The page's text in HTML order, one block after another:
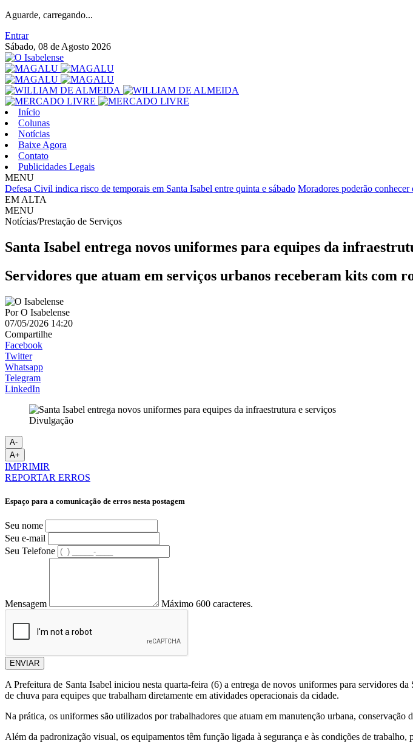
Aguarde, carregando...
Entrar
Sábado, 08 de Agosto 2026
Início
Colunas
Notícias
Baixe Agora
Contato
Publicidades Legais
MENU
Defesa Civil indica risco de temporais em Santa Isabel entre quinta e sábado Moradores poderão conhecer
EM ALTA
MENU
Notícias/Prestação de Serviços
Santa Isabel entrega novos uniformes para equipes da
Servidores que atuam em serviços urbanos receberam kits com
PorO Isabelense
07/05/2026 14:20
Compartilhe
Facebook
Twitter
Whatsapp
Telegram
LinkedIn
Divulgação
A-
A+
IMPRIMIR
REPORTAR ERROS
Espaço para a comunicação de erros nesta postagem
Seu nome
Seu e-mail
Seu Telefone
Mensagem Máximo 600 caracteres.
ENVIAR
A Prefeitura de Santa Isabel iniciou nesta quarta-feira (6) a entrega de novos uniformes para servidores
de chuva para equipes que trabalham diretamente em atividades operacionais da cidade.
Na prática, os uniformes são utilizados por trabalhadores que atuam em manutenção urbana,
Além da padronização visual, os equipamentos têm função ligada à segurança e às condições de